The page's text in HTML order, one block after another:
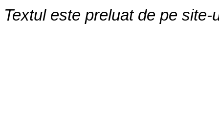
Textul este preluat de pe